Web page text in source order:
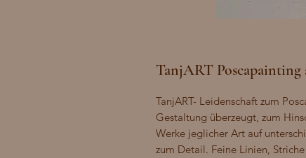
TanjART Poscapainting
TanjART- Leidenschaft zum
Gestaltung überzeugt, zum
Werke jeglicher Art auf
zum Detail. Feine Linien,